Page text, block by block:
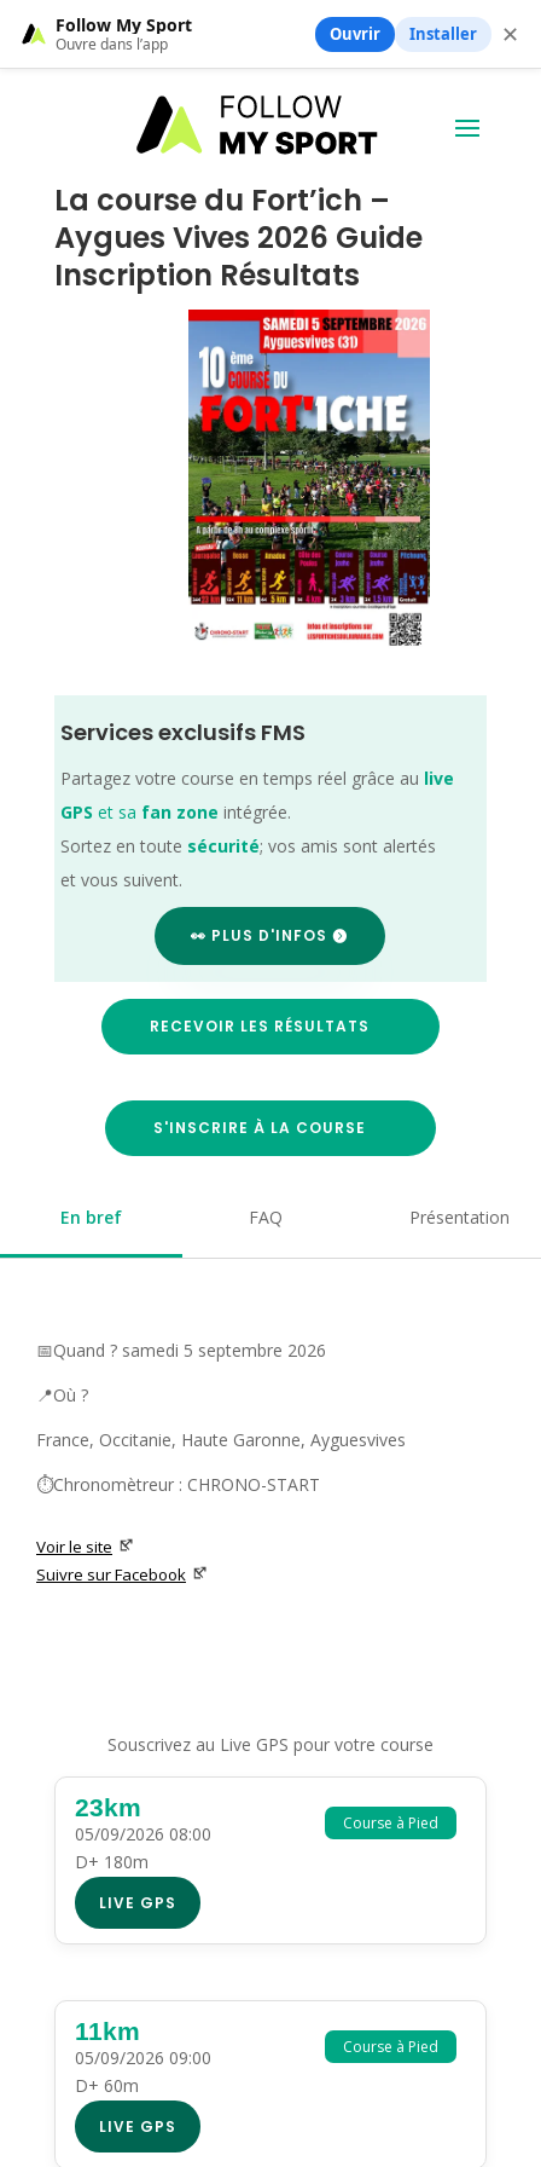
La course du Fort’ich –
Aygues Vives 2026 Guide
Inscription Résultats
Services exclusifs FMS
Partagez votre course en temps réel grâce au live
GPS et sa fan zone intégrée.
Sortez en toute sécurité; vos amis sont alertés
et vous suivent.
👀 PLUS D'INFOS
RECEVOIR LES RÉSULTATS
S'INSCRIRE À LA COURSE
En bref FAQ Présentation
📅Quand ? samedi 5 septembre 2026
📍Où ?
France, Occitanie, Haute Garonne, Ayguesvives
⏱️Chronomètreur : CHRONO-START
Voir le site
Suivre sur Facebook
Souscrivez au Live GPS pour votre course
Course à Pied
23km
05/09/2026 08:00
D+ 180m
LIVE GPS
Course à Pied
11km
05/09/2026 09:00
D+ 60m
LIVE GPS
Follow My Sport
Ouvre dans l’app Ouvrir Installer ✕